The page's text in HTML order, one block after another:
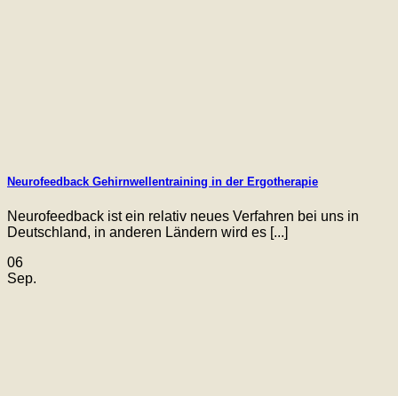
Neurofeedback Gehirnwellentraining in der Ergotherapie
Neurofeedback ist ein relativ neues Verfahren bei uns in
Deutschland, in anderen Ländern wird es [...]
06
Sep.